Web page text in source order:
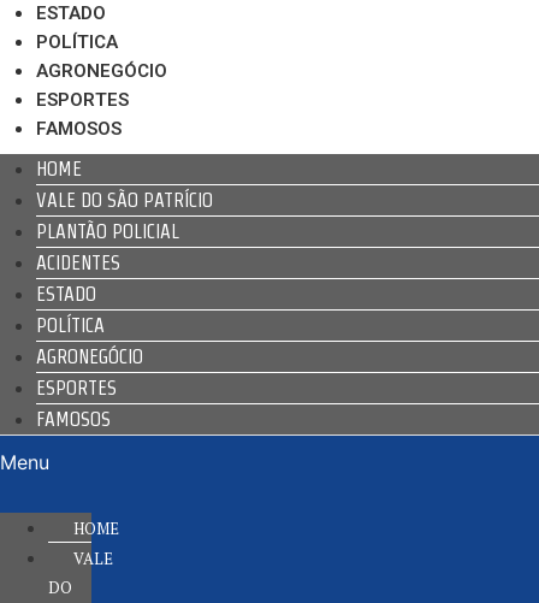
ESTADO
POLÍTICA
AGRONEGÓCIO
ESPORTES
FAMOSOS
HOME
VALE DO SÃO PATRÍCIO
PLANTÃO POLICIAL
ACIDENTES
ESTADO
POLÍTICA
AGRONEGÓCIO
ESPORTES
FAMOSOS
Menu
HOME
VALE
DO